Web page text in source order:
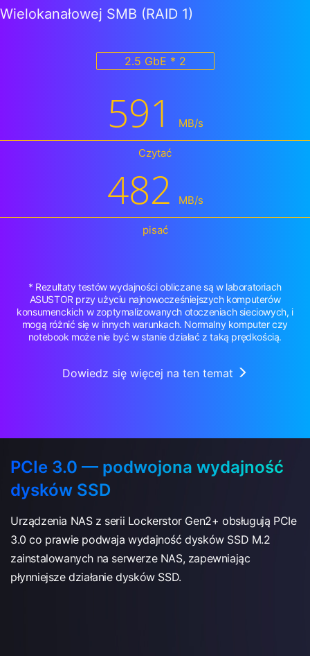
Wielokanałowej SMB (RAID 1)
2.5 GbE * 2
591 MB/s
Czytać
482 MB/s
pisać
* Rezultaty testów wydajności obliczane są w laboratoriach
ASUSTOR przy użyciu najnowocześniejszych komputerów
konsumenckich w zoptymalizowanych otoczeniach sieciowych, i
mogą różnić się w innych warunkach. Normalny komputer czy
notebook może nie być w stanie działać z taką prędkością.
Dowiedz się więcej na ten temat
PCIe 3.0 — podwojona wydajność
dysków SSD
Urządzenia NAS z serii Lockerstor Gen2+ obsługują PCIe
3.0 co prawie podwaja wydajność dysków SSD M.2
zainstalowanych na serwerze NAS, zapewniając
płynniejsze działanie dysków SSD.